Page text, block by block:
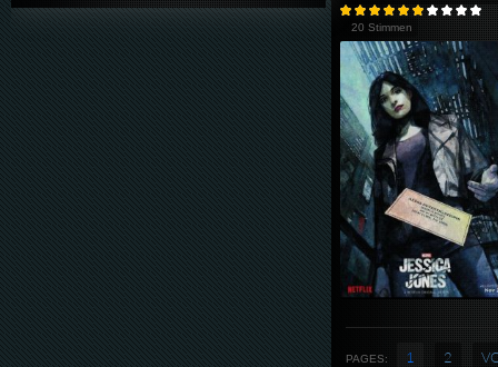
20 Stimmen
PAGES: 1 2